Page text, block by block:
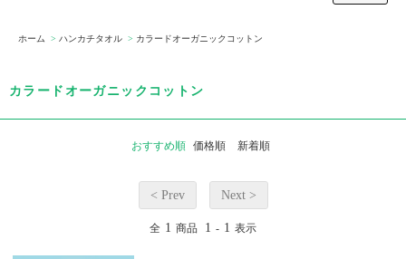
ホーム > ハンカチタオル > カラードオーガニックコットン
カラードオーガニックコットン
おすすめ順 価格順 新着順
< Prev Next >
全 1 商品 1 - 1 表示